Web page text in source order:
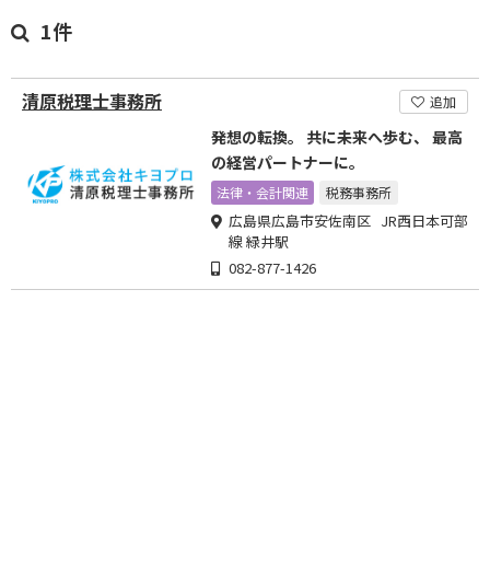
1件
清原税理士事務所 追加
発想の転換。 共に未来へ歩む、 最高
の経営パートナーに。
法律・会計関連 税務事務所
広島県広島市安佐南区 JR西日本可部
線 緑井駅
082-877-1426